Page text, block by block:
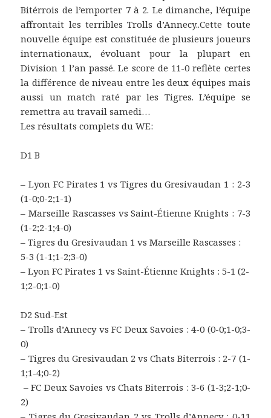
Bitérrois de l’emporter 7 à 2. Le dimanche, l’équipe
affrontait les terribles Trolls d’Annecy..Cette toute
nouvelle équipe est constituée de plusieurs joueurs
internationaux, évoluant pour la plupart en
Division 1 l’an passé. Le score de 11-0 reflète certes
la différence de niveau entre les deux équipes mais
aussi un match raté par les Tigres. L’équipe se
remettra au travail samedi…
Les résultats complets du WE:
D1 B
– Lyon FC Pirates 1 vs Tigres du Gresivaudan 1 : 2-3
(1-0;0-2;1-1)
– Marseille Rascasses vs Saint-Étienne Knights : 7-3
(1-2;2-1;4-0)
– Tigres du Gresivaudan 1 vs Marseille Rascasses :
5-3 (1-1;1-2;3-0)
– Lyon FC Pirates 1 vs Saint-Étienne Knights : 5-1 (2-
1;2-0;1-0)
D2 Sud-Est
– Trolls d’Annecy vs FC Deux Savoies : 4-0 (0-0;1-0;3-
0)
– Tigres du Gresivaudan 2 vs Chats Biterrois : 2-7 (1-
1;1-4;0-2)
– FC Deux Savoies vs Chats Biterrois : 3-6 (1-3;2-1;0-
2)